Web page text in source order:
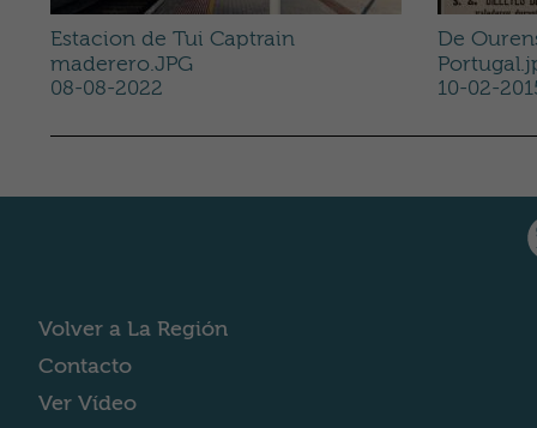
Estacion de Tui Captrain
maderero.JPG
08-08-2022
De
10-02-
Volver a La Región
Contacto
Ver Vídeo